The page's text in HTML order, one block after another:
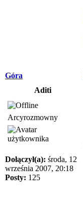
Góra
Aditi
Arcyrozmowny
Dołączył(a): środa, 12
września 2007, 20:18
Posty: 125